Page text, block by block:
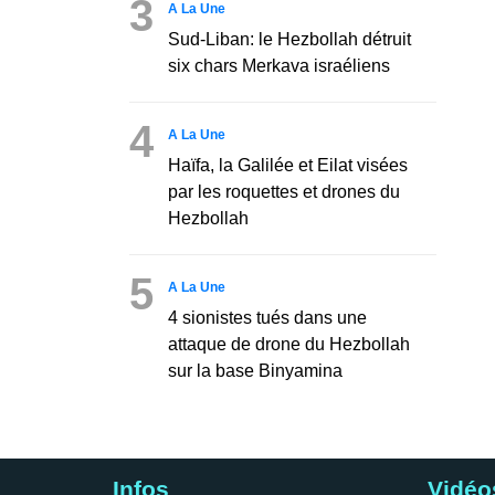
3 A La Une
Sud-Liban: le Hezbollah détruit
six chars Merkava israéliens
4 A La Une
Haïfa, la Galilée et Eilat visées
par les roquettes et drones du
Hezbollah
5 A La Une
4 sionistes tués dans une
attaque de drone du Hezbollah
sur la base Binyamina
Infos